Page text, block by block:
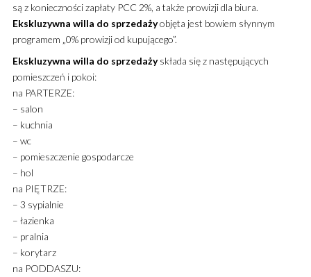
są z konieczności zapłaty PCC 2%, a także prowizji dla biura.
Ekskluzywna willa do sprzedażyobjęta jest bowiem słynnym
programem „0% prowizji od kupującego”.
Ekskluzywna willa do sprzedażyskłada się z następujących
pomieszczeń i pokoi:
na PARTERZE:
– salon
– kuchnia
– wc
– pomieszczenie gospodarcze
– hol
na PIĘTRZE:
– 3 sypialnie
– łazienka
– pralnia
– korytarz
na PODDASZU: